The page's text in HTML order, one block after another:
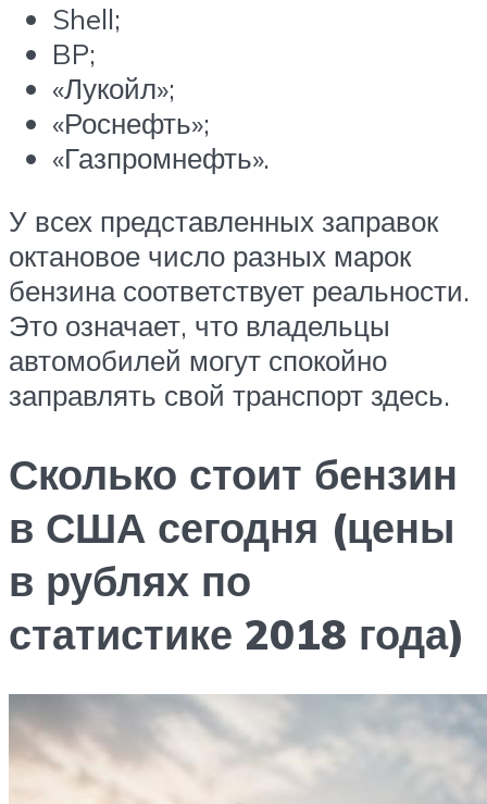
Shell;
BP;
«Лукойл»;
«Роснефть»;
«Газпромнефть».
У всех представленных заправок
октановое число разных марок
бензина соответствует реальности.
Это означает, что владельцы
автомобилей могут спокойно
заправлять свой транспорт здесь.
Сколько стоит бензин
в США сегодня (цены
в рублях по
статистике 2018 года)